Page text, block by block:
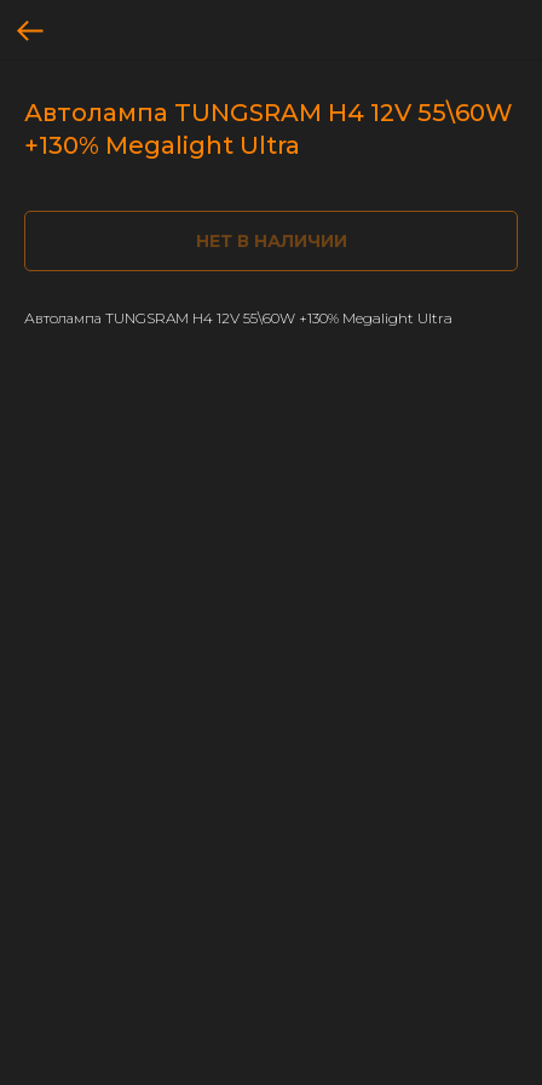
Автолампа TUNGSRAM H4 12V 55\60W
+130% Megalight Ultra
НЕТ В НАЛИЧИИ
Автолампа TUNGSRAM H4 12V 55\60W +130% Megalight Ultra